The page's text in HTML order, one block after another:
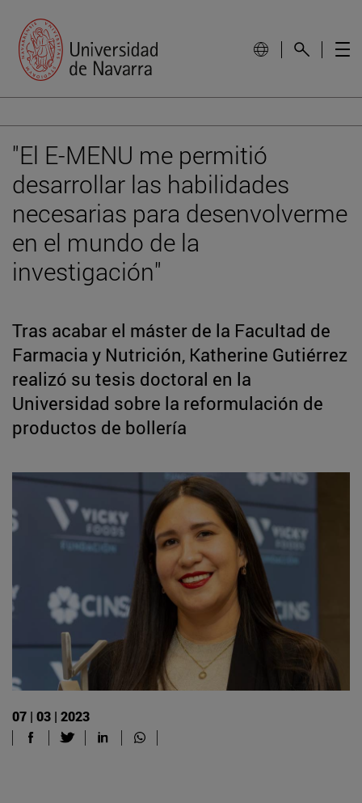
"El E-MENU me permitió
desarrollar las habilidades
necesarias para desenvolverme
en el mundo de la
investigación"
Tras acabar el máster de la Facultad de
Farmacia y Nutrición, Katherine Gutiérrez
realizó su tesis doctoral en la
Universidad sobre la reformulación de
productos de bollería
07 | 03 | 2023